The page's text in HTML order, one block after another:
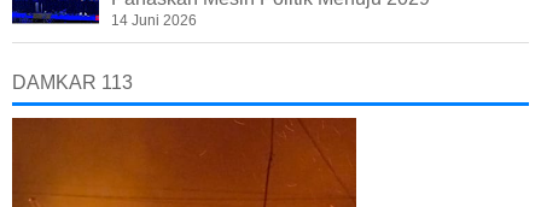
14 Juni 2026
DAMKAR 113